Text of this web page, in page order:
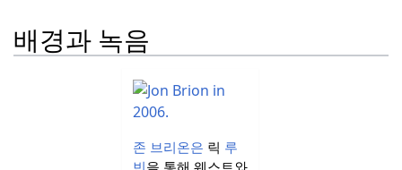
배경과 녹음
존 브리온은 릭 루
빈을 통해 웨스트와